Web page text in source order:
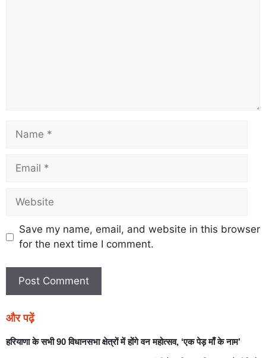
Save my name, email, and website in this browser
for the next time I comment.
और पढ़ें
हरियाणा के सभी 90 विधानसभा क्षेत्रों में होंगे वन महोत्सव, ‘एक पेड़ माँ के नाम’